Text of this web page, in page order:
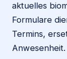
aktuelles
Formulare
Termins,
Anwesenheit.